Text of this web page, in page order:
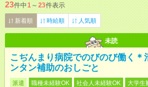
23件中1 ～ 23件表示
新着順 時給順 人気順
未読
こぢんまり病院でのびのび働く＊
ンタン補助のおしごと
派遣 職種未経験OK 社会人未経験OK 大学生